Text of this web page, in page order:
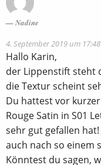
Nadine
4. September 2019 um
Hallo Karin,
der Lippenstift steht
die Textur scheint
Du hattest vor
Rouge Satin in S01
sehr gut gefallen
auch nach so einem
Könntest du sagen,